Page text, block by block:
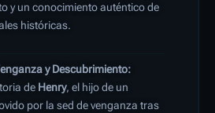
y un conocimiento auténtico de
históricas.
y Descubrimiento:
de Henry, el hijo de un
por la sed de venganza tras